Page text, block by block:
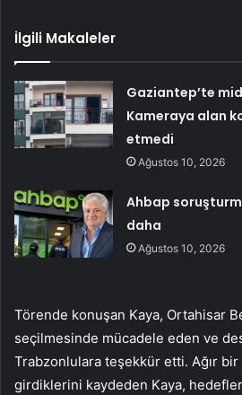
İlgili Makaleler
Gaziantep’te
Kameraya alan
etmedi
Ağustos 10, 2026
Ahbap
daha
Ağustos 10, 2026
Törende konuşan Kaya, Ortahisar
seçilmesinde mücadele eden ve
Trabzonlulara teşekkür etti. Ağır
girdiklerini kaydeden Kaya,